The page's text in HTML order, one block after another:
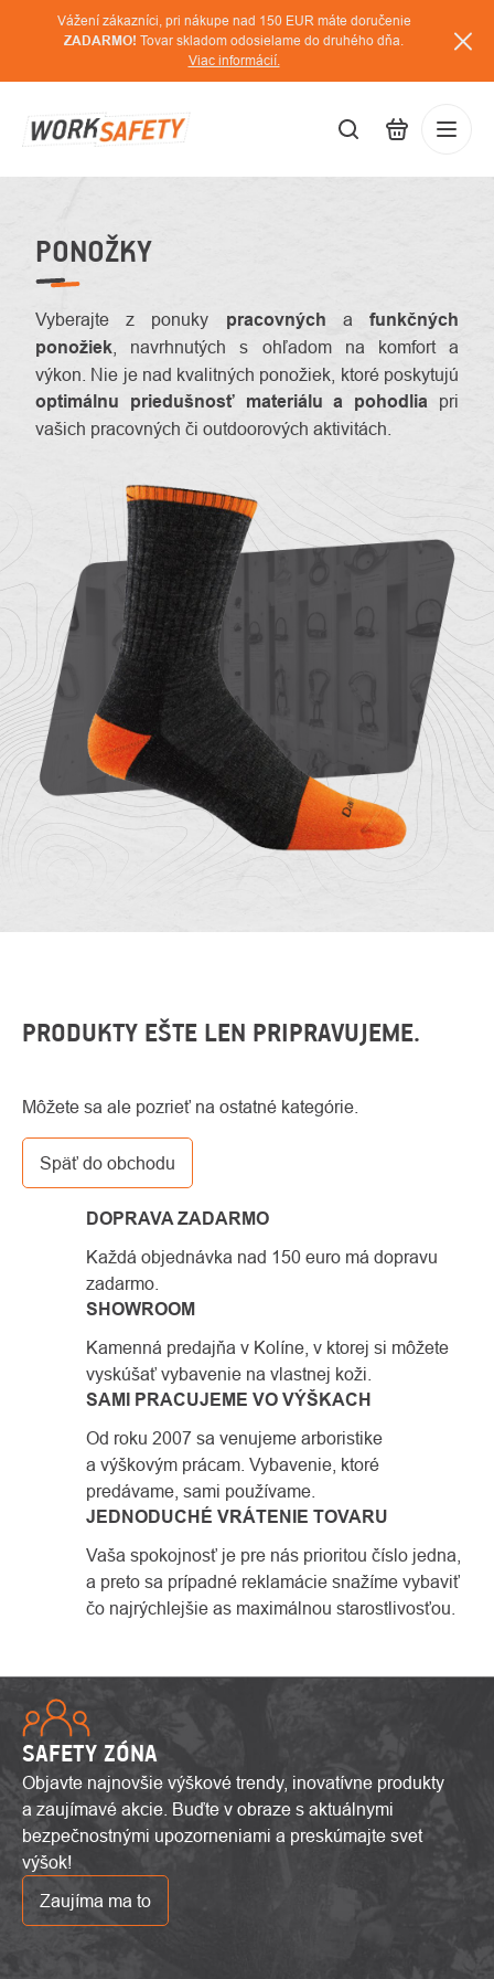
Vážení zákazníci, pri nákupe nad 150 EUR máte doručenie
ZADARMO! Tovar skladom odosielame do druhého dňa.
Viac informácií.
O
nás
PONOŽKY
Vyberajte z ponuky pracovných afunkčných
ponožiek , navrhnutých s ohľadom na komfort a
výkon. Nie je nad kvalitných ponožiek, ktoré poskytujú
optimálnu priedušnosť materiálu a pohodlia pri
vašich pracovných či outdoorových aktivitách.
PRODUKTY EŠTE LEN PRIPRAVUJEME.
Môžete sa ale pozrieť na ostatné kategórie.
Späť do obchodu
DOPRAVA ZADARMO
Každá objednávka nad 150 euro má dopravu
zadarmo.
SHOWROOM
Kamenná predajňa v Kolíne, v ktorej si môžete
vyskúšať vybavenie na vlastnej koži.
SAMI PRACUJEME VO VÝŠKACH
Od roku 2007 sa venujeme arboristike
a výškovým prácam. Vybavenie, ktoré
predávame, sami používame.
JEDNODUCHÉ VRÁTENIE TOVARU
Vaša spokojnosť je pre nás prioritou číslo jedna,
a preto sa prípadné reklamácie snažíme vybaviť
čo najrýchlejšie as maximálnou starostlivosťou.
SAFETY ZÓNA
Objavte najnovšie výškové trendy, inovatívne produkty
a zaujímavé akcie. Buďte v obraze s aktuálnymi
bezpečnostnými upozorneniami a preskúmajte svet
výšok!
Zaujíma ma to